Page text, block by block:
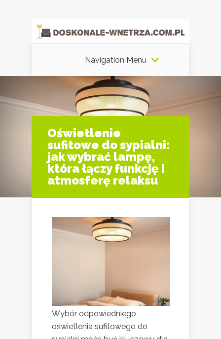
Navigation Menu
Oświetlenie
sufitowe do sypialni:
jak wybrać lampę,
która łączy funkcję i
atmosferę relaksu
Wybór odpowiedniego
oświetlenia sufitowego do